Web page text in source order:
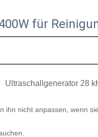
für
Ultraschallgenerator 28
nicht anpassen, wenn